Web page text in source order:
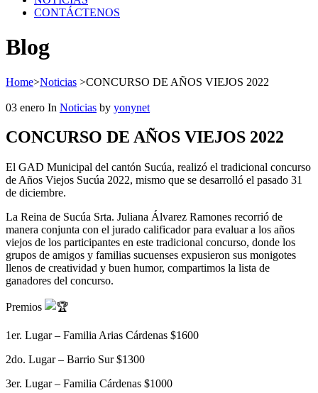
CONTÁCTENOS
Blog
Home>Noticias >CONCURSO DE AÑOS VIEJOS 2022
03 enero In Noticias by yonynet
CONCURSO DE AÑOS VIEJOS 2022
El GAD Municipal del cantón Sucúa, realizó el tradicional concurso
de Años Viejos Sucúa 2022, mismo que se desarrolló el pasado 31
de diciembre.
La Reina de Sucúa Srta. Juliana Álvarez Ramones recorrió de
manera conjunta con el jurado calificador para evaluar a los años
viejos de los participantes en este tradicional concurso, donde los
grupos de amigos y familias sucuenses expusieron sus monigotes
llenos de creatividad y buen humor, compartimos la lista de
ganadores del concurso.
Premios
1er. Lugar – Familia Arias Cárdenas $1600
2do. Lugar – Barrio Sur $1300
3er. Lugar – Familia Cárdenas $1000